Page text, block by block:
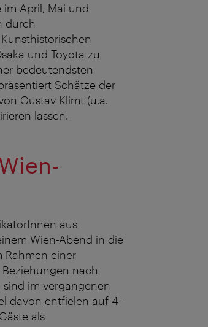
April, Mai und
durch
und Toyota zu
bedeutendsten
Schätze der
Gustav Klimt (u.a.
lassen.
aus
Wien-Abend in die
Rahmen einer
nach
im vergangenen
davon entfielen auf 4-
als